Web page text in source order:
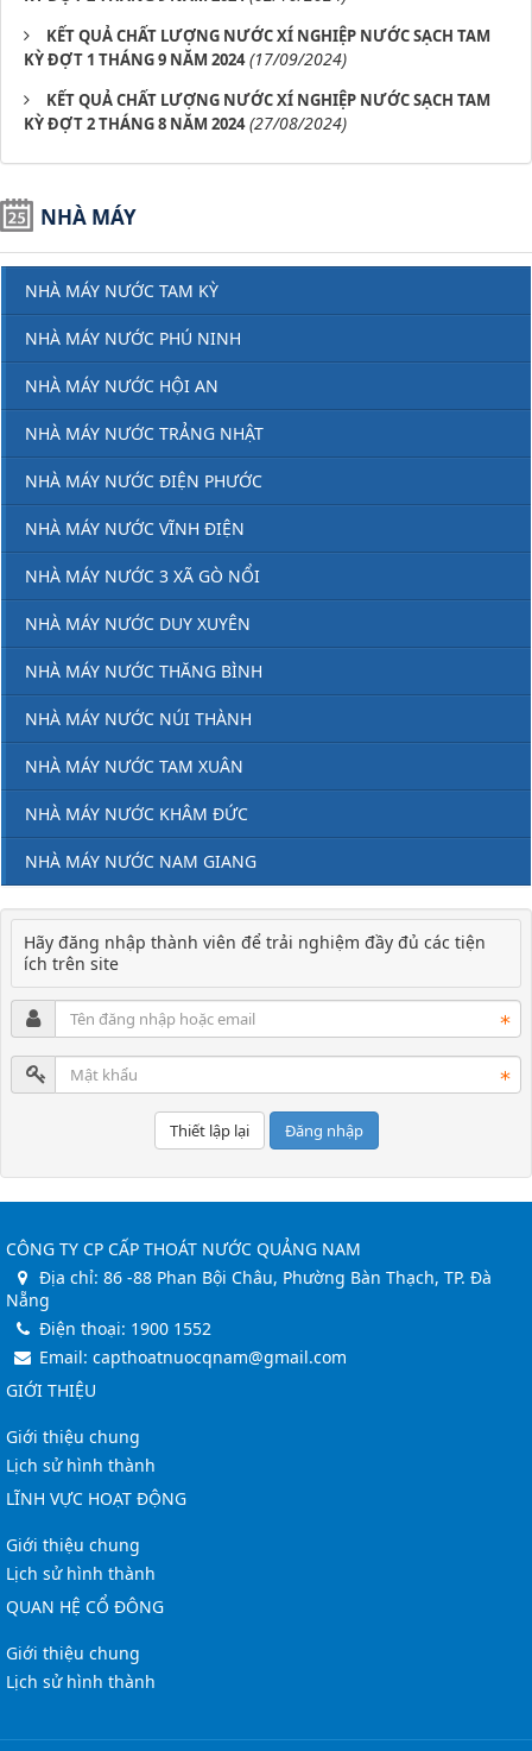
KẾT QUẢ CHẤT LƯỢNG NƯỚC XÍ NGHIỆP NƯỚC SẠCH TAM
KỲ ĐỢT 1 THÁNG 9 NĂM 2024 (17/09/2024)
KẾT QUẢ CHẤT LƯỢNG NƯỚC XÍ NGHIỆP NƯỚC SẠCH TAM
KỲ ĐỢT 2 THÁNG 8 NĂM 2024 (27/08/2024)
NHÀ MÁY
NHÀ MÁY NƯỚC TAM KỲ
NHÀ MÁY NƯỚC PHÚ NINH
NHÀ MÁY NƯỚC HỘI AN
NHÀ MÁY NƯỚC TRẢNG NHẬT
NHÀ MÁY NƯỚC ĐIỆN PHƯỚC
NHÀ MÁY NƯỚC VĨNH ĐIỆN
NHÀ MÁY NƯỚC 3 XÃ GÒ NỔI
NHÀ MÁY NƯỚC DUY XUYÊN
NHÀ MÁY NƯỚC THĂNG BÌNH
NHÀ MÁY NƯỚC NÚI THÀNH
NHÀ MÁY NƯỚC TAM XUÂN
NHÀ MÁY NƯỚC KHÂM ĐỨC
NHÀ MÁY NƯỚC NAM GIANG
Hãy đăng nhập thành viên để trải nghiệm đầy đủ các tiện
ích trên site
Đăng nhập
CÔNG TY CP CẤP THOÁT NƯỚC QUẢNG NAM
Địa chỉ: 86 -88 Phan Bội Châu, Phường Bàn Thạch, TP. Đà
Nẵng
Điện thoại: 1900 1552
Email: capthoatnuocqnam@gmail.com
GIỚI THIỆU
Giới thiệu chung
Lịch sử hình thành
LĨNH VỰC HOẠT ĐỘNG
Giới thiệu chung
Lịch sử hình thành
QUAN HỆ CỔ ĐÔNG
Giới thiệu chung
Lịch sử hình thành